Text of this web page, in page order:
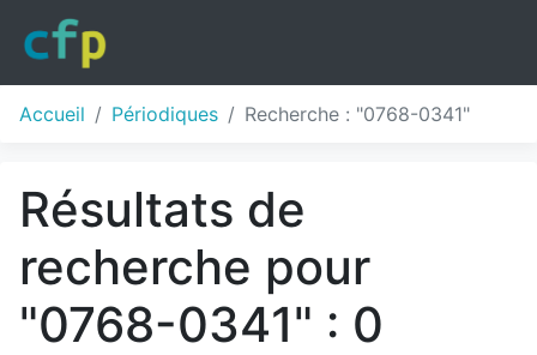
Accueil Périodiques Recherche : "0768-0341"
Résultats de
recherche pour
"0768-0341" : 0